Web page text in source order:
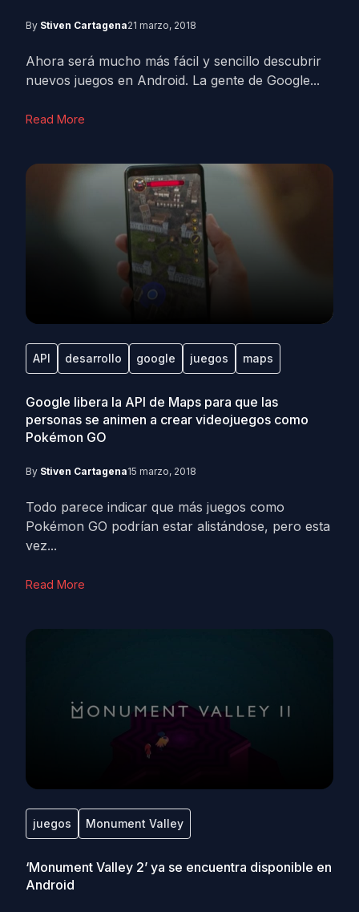
By Stiven Cartagena21 marzo, 2018
Ahora será mucho más fácil y sencillo descubrir
nuevos juegos en Android. La gente de Google...
Read More
API desarrollo google juegos maps
Google libera la API de Maps para que las
personas se animen a crear videojuegos como
Pokémon GO
By Stiven Cartagena15 marzo, 2018
Todo parece indicar que más juegos como
Pokémon GO podrían estar alistándose, pero esta
vez...
Read More
juegos Monument Valley
‘Monument Valley 2’ ya se encuentra disponible en
Android